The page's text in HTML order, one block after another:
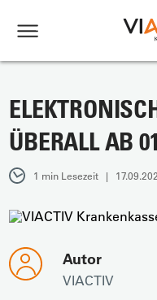
ÜBERALL AB
1 min Lesezeit |
Autor
VIACTIV